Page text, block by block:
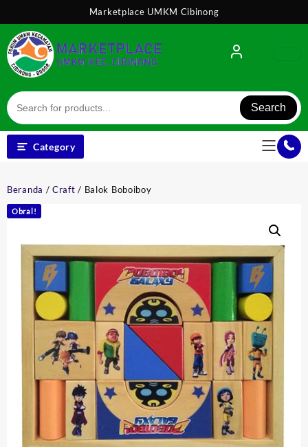
content
Marketplace UMKM Cibinong
Search
Category
Beranda /Craft / Balok Boboiboy
Obral!